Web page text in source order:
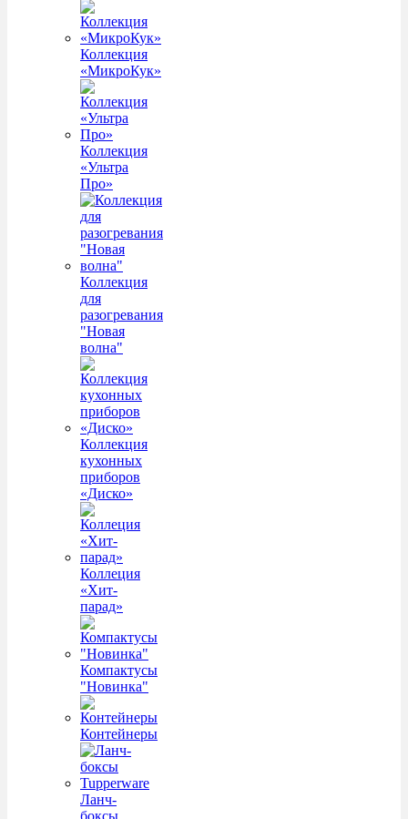
Коллекция
«МикроКук»
Коллекция
«Ультра
Про»
Коллекция
для
разогревания
"Новая
волна"
Коллекция
кухонных
приборов
«Диско»
Коллеция
«Хит-
парад»
Компактусы
"Новинка"
Контейнеры
Ланч-
боксы